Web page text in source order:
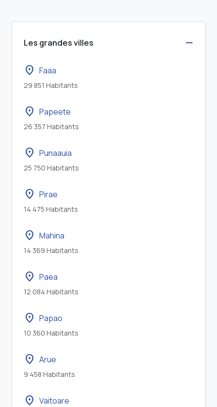
Les grandes villes
location_on Faaa
29 851 Habitants
location_on Papeete
26 357 Habitants
location_on Punaauia
25 750 Habitants
location_on Pirae
14 475 Habitants
location_on Mahina
14 369 Habitants
location_on Paea
12 084 Habitants
location_on Papao
10 360 Habitants
location_on Arue
9 458 Habitants
location_on Vaitoare